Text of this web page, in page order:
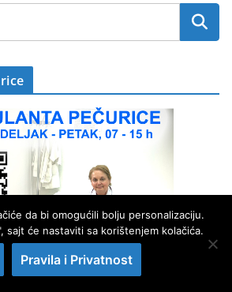
da bi omogućili bolju personalizaciju.
sajt će nastaviti sa korištenjem kolačića.
Pravila i Privatnost